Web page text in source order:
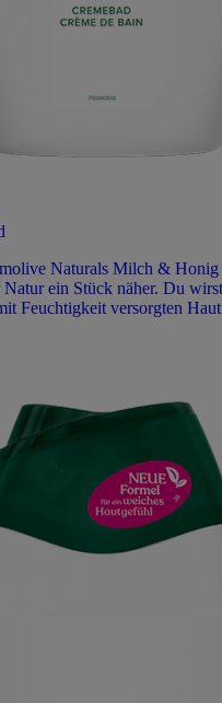
Naturals Milch & Honig
ein Stück näher. Du wirst
Feuchtigkeit versorgten Haut